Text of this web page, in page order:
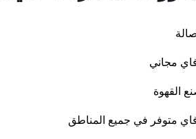
مجاني
القهوة
متوفر في جميع المناطق